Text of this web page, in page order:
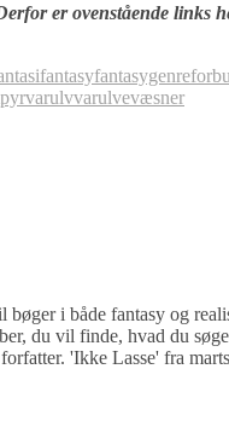
er ovenstående links
fantasyfantasygenre
varulvvarulvevæsner
i både fantasy og
du vil finde, hvad du
'Ikke Lasse' fra